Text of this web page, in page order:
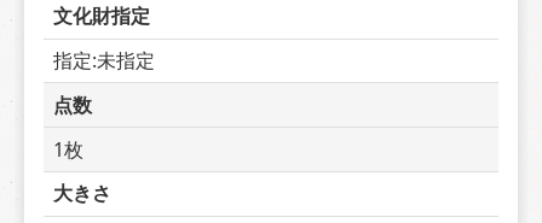
文化財指定
指定:未指定
点数
1枚
大きさ